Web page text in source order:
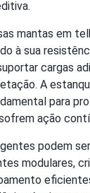
mantas em
à sua
cargas
A
para
ação
podem
modulares,